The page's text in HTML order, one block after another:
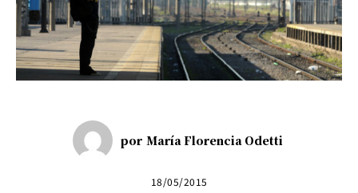
por María Florencia Odetti
18/05/2015